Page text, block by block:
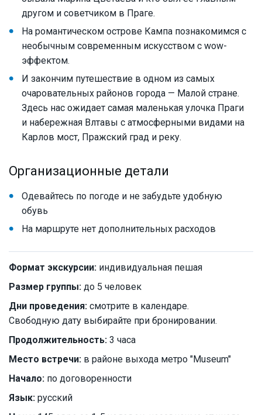
другом и советчиком в Праге.
На романтическом острове Кампа познакомимся с
необычным современным искусством с wow-
эффектом.
И закончим путешествие в одном из самых
очаровательных районов города — Малой стране.
Здесь нас ожидает самая маленькая улочка Праги
и набережная Влтавы с атмосферными видами на
Карлов мост, Пражский град и реку.
Организационные детали
Одевайтесь по погоде и не забудьте удобную
обувь
На маршруте нет дополнительных расходов
Формат экскурсии: индивидуальная пешая
Размер группы: до 5 человек
Дни проведения: смотрите в календаре.
Свободную дату выбирайте при бронировании.
Продолжительность: 3 часа
Место встречи: в районе выхода метро "Museum"
Начало: по договоренности
Язык: русский